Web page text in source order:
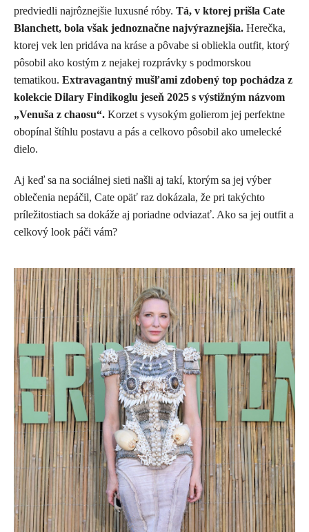
predviedli najrôznejšie luxusné róby. Tá, v ktorej prišla Cate
Blanchett, bola však jednoznačne najvýraznejšia. Herečka,
ktorej vek len pridáva na kráse a pôvabe si obliekla outfit, ktorý
pôsobil ako kostým z nejakej rozprávky s podmorskou
tematikou. Extravagantný mušľami zdobený top pochádza z
kolekcie Dilary Findikoglu jeseň 2025 s výstižným názvom
„Venuša z chaosu“. Korzet s vysokým golierom jej perfektne
obopínal štíhlu postavu a pás a celkovo pôsobil ako umelecké
dielo.
Aj keď sa na sociálnej sieti našli aj takí, ktorým sa jej výber
oblečenia nepáčil, Cate opäť raz dokázala, že pri takýchto
príležitostiach sa dokáže aj poriadne odviazať. Ako sa jej outfit a
celkový look páči vám?